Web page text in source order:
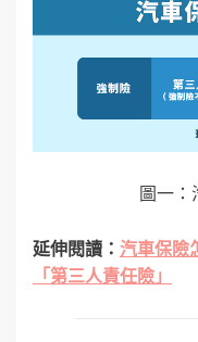
圖一：
延伸閱讀： 汽車保險
「第三人責任險」